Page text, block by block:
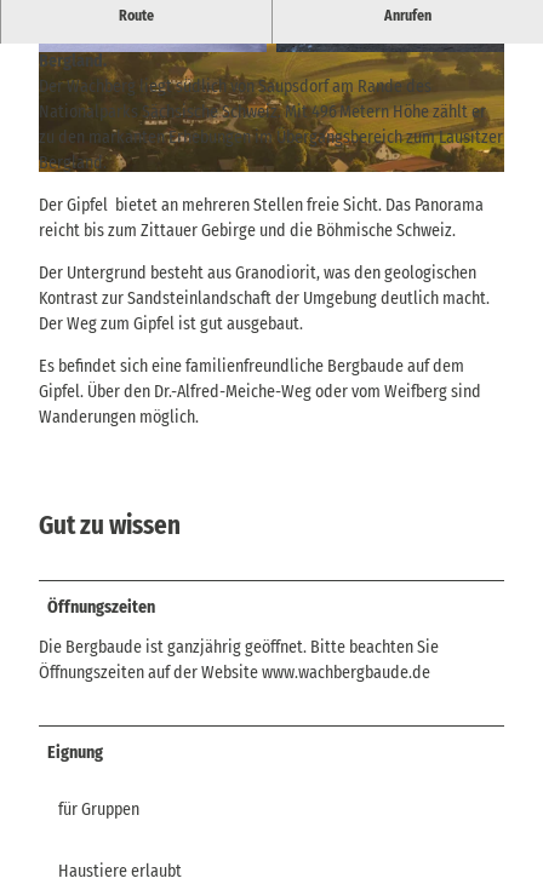
© TVSSW, Yvonne Brückner |CC-BY-SA © TVSSW, Yvonne Brückner |CC-BY-SA
Route Anrufen
Ein 496 Meter hoher Aussichtspunkt bei Saupsdorf mit Blick über
Bergland.
Der Wachberg liegt südlich von Saupsdorf am Rande des
Nationalparks Sächsische Schweiz. Mit 496 Metern Höhe zählt er
zu den markanten Erhebungen im Übergangsbereich zum Lausitzer
Bergland.
Der Gipfel bietet an mehreren Stellen freie Sicht. Das Panorama
reicht bis zum Zittauer Gebirge und die Böhmische Schweiz.
Der Untergrund besteht aus Granodiorit, was den geologischen
Kontrast zur Sandsteinlandschaft der Umgebung deutlich macht.
Der Weg zum Gipfel ist gut ausgebaut.
Es befindet sich eine familienfreundliche Bergbaude auf dem
Gipfel. Über den Dr.-Alfred-Meiche-Weg oder vom Weifberg sind
Wanderungen möglich.
Gut zu wissen
Öffnungszeiten
Die Bergbaude ist ganzjährig geöffnet. Bitte beachten Sie
Öffnungszeiten auf der Website www.wachbergbaude.de
Eignung
für Gruppen
Haustiere erlaubt